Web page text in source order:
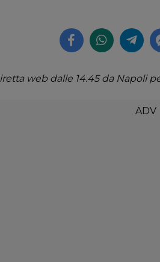
web dalle 14.45 da Napoli